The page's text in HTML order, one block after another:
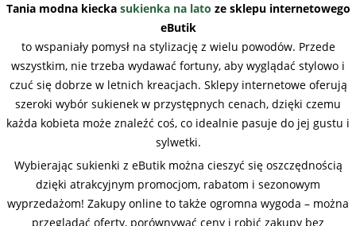
Tania modna kiecka sukienka na lato ze sklepu internetowego
eButik
to wspaniały pomysł na stylizację z wielu powodów. Przede
wszystkim, nie trzeba wydawać fortuny, aby wyglądać stylowo i
czuć się dobrze w letnich kreacjach. Sklepy internetowe oferują
szeroki wybór sukienek w przystępnych cenach, dzięki czemu
każda kobieta może znaleźć coś, co idealnie pasuje do jej gustu i
sylwetki.
Wybierając sukienki z eButik można cieszyć się oszczędnością
dzięki atrakcyjnym promocjom, rabatom i sezonowym
wyprzedażom! Zakupy online to także ogromna wygoda – można
przeglądać oferty, porównywać ceny i robić zakupy bez